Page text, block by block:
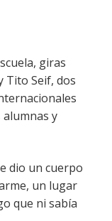
giras
Tito Seif, dos
alumnas y
dio un cuerpo
un lugar
que ni sabía